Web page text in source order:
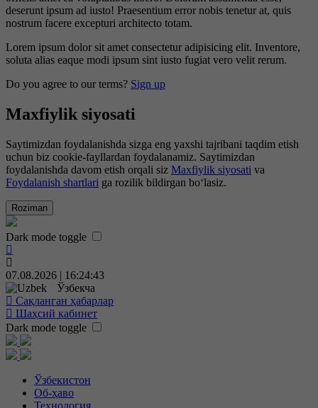
deserunt ipsum ad iusto! Praesentium error nobis tenetur at, quis
nostrum facere excepturi architecto totam.
Lorem ipsum dolor sit amet consectetur adipisicing elit. Inventore,
soluta alias eaque modi ipsum sint iusto fugiat vero velit rerum.
Do you agree to our terms? Sign up
Maxfiylik siyosati
Saytimizdan foydalanishda sizga eng yaxshi tajribani taqdim etish
uchun biz cookie-fayllardan foydalanamiz. Saytimizdan
foydalanishda davom etish orqali siz Maxfiylik siyosati va
Foydalanish shartlari ga rozilik bildirgan bo‘lasiz.
Roziman
Dark mode toggle
07.08.2026 | 16:24:44
Ўзбекча
Сақланган ҳабарлар
Шаҳсий кабинет
Dark mode toggle
Ўзбекистон
Об-ҳаво
Технология